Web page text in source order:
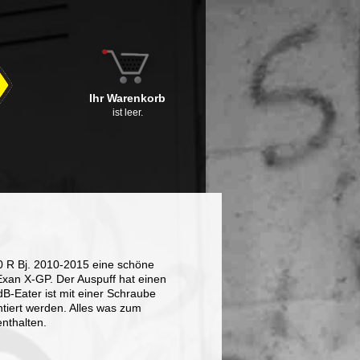
Ihr Warenkorb
ist leer.
R Bj. 2010-2015 eine schöne
X-GP. Der Auspuff hat einen
Eater ist mit einer Schraube
werden. Alles was zum